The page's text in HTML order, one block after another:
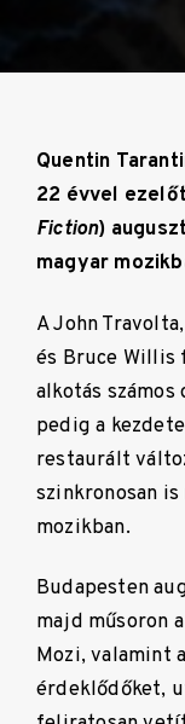
Quentin
22 évvel
Fiction)
magyar
A John
és Bruce Willis
alkotás
pedig a
restaurált
szinkronosan
mozikban.
Budapesten
majd műsoron
Mozi, valamint
érdeklődőket,